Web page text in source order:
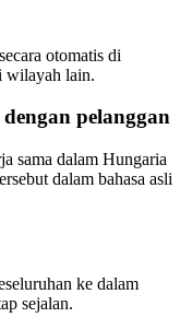
otomatis di
wilayah lain.
pelanggan
sama dalam Hungaria
dalam bahasa asli
ke dalam
sejalan.